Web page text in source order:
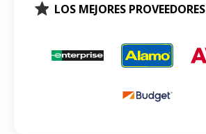
LOS MEJORES PROVEEDORES